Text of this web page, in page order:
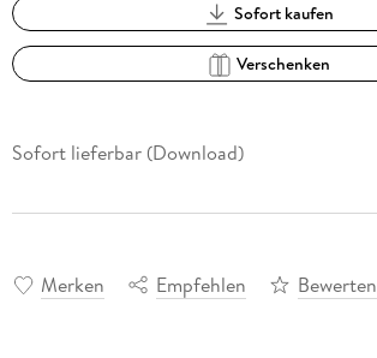
Sofort kaufen
Verschenken
Sofort lieferbar (Download)
Merken Empfehlen Bewerten